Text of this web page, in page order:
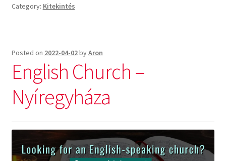
Kitekintés
Család-Házasság
Életrajzok-Regények
Ifjúság
Category: Kitekintés
Posted on 2022-04-02byAron
English Church –
Nyíregyháza